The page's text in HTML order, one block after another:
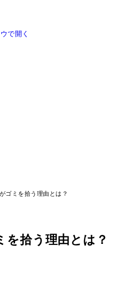
で開く
ゴミを拾う理由とは？
を拾う理由とは？